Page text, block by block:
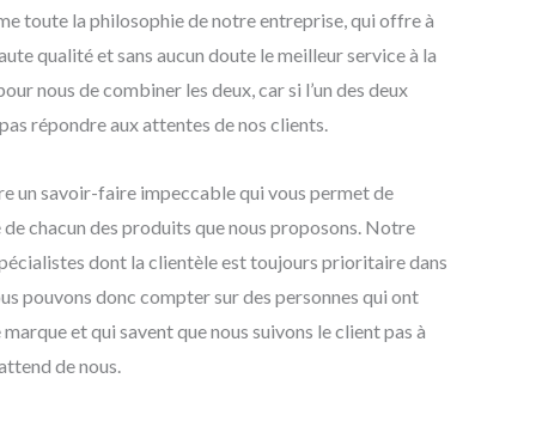
toute la philosophie de notre entreprise, qui offre à
qualité et sans aucun doute le meilleur service à la
nous de combiner les deux, car si l’un des deux
répondre aux attentes de nos clients.
un savoir-faire impeccable qui vous permet de
chacun des produits que nous proposons. Notre
dont la clientèle est toujours prioritaire dans
pouvons donc compter sur des personnes qui ont
et qui savent que nous suivons le client pas à
de nous.